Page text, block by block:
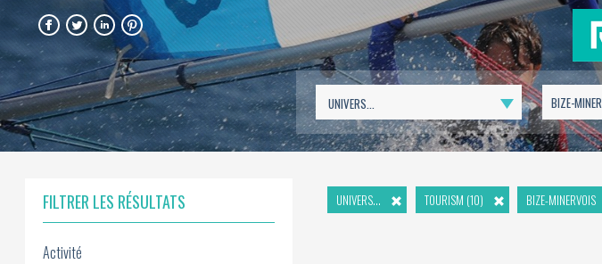
FACEBOOKTWITTERLINKEDINPINTEREST
FILTRER LES RÉSULTATS
Activité
UNIVERS... TOURISM (10) BIZE-MINERVOIS